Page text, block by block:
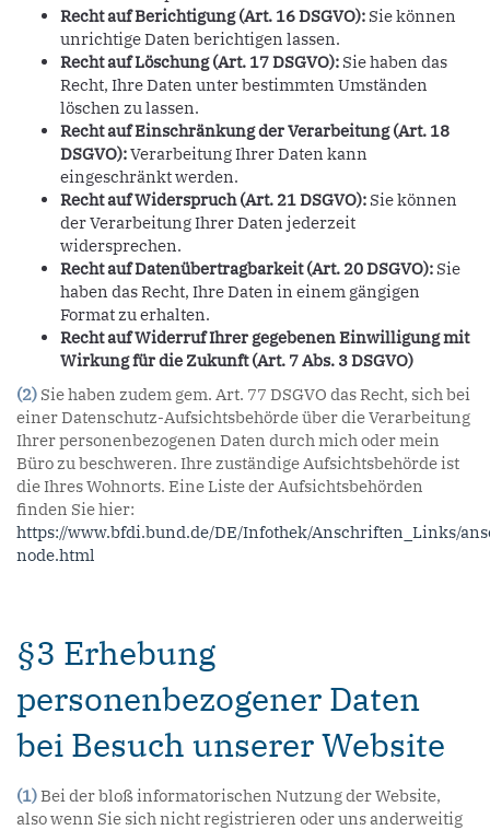
Recht auf Berichtigung (Art. 16 DSGVO): Sie können
unrichtige Daten berichtigen lassen.
Recht auf Löschung (Art. 17 DSGVO): Sie haben das
Recht, Ihre Daten unter bestimmten Umständen
löschen zu lassen.
Recht auf Einschränkung der Verarbeitung (Art. 18
DSGVO):Verarbeitung Ihrer Daten kann
eingeschränkt werden.
Recht auf Widerspruch (Art. 21 DSGVO): Sie können
der Verarbeitung Ihrer Daten jederzeit
widersprechen.
Recht auf Datenübertragbarkeit (Art. 20 DSGVO): Sie
haben das Recht, Ihre Daten in einem gängigen
Format zu erhalten.
Recht auf Widerruf Ihrer gegebenen Einwilligung mit
Wirkung für die Zukunft (Art. 7 Abs. 3 DSGVO)
(2) Sie haben zudem gem. Art. 77 DSGVO das Recht, sich bei
einer Datenschutz-Aufsichtsbehörde über die Verarbeitung
Ihrer personenbezogenen Daten durch mich oder mein
Büro zu beschweren. Ihre zuständige Aufsichtsbehörde ist
die Ihres Wohnorts. Eine Liste der Aufsichtsbehörden
finden Sie hier:
https://www.bfdi.bund.de/DE/Infothek/Anschriften_Links/
node.html
§3 Erhebung
personenbezogener Daten
bei Besuch unserer Website
(1)Bei der bloß informatorischen Nutzung der Website,
also wenn Sie sich nicht registrieren oder uns anderweitig